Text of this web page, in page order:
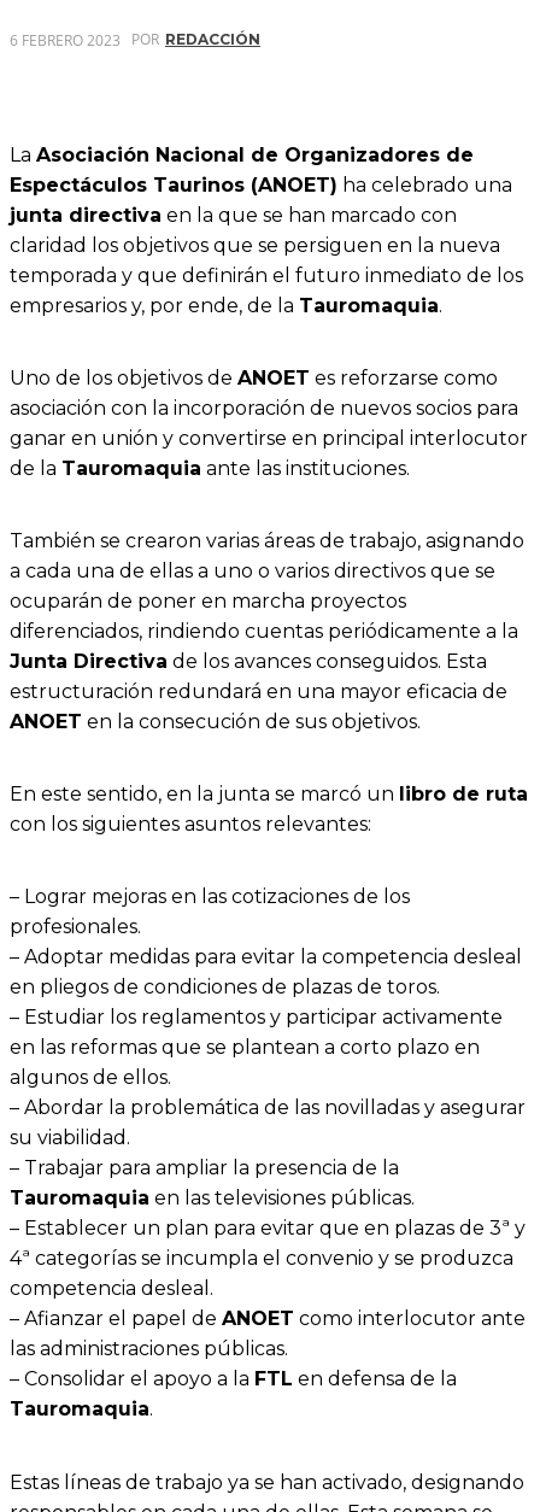
6 FEBRERO 2023 POR REDACCIÓN
La Asociación Nacional de Organizadores de
Espectáculos Taurinos (ANOET) ha celebrado una
junta directiva en la que se han marcado con
claridad los objetivos que se persiguen en la nueva
temporada y que definirán el futuro inmediato de los
empresarios y, por ende, de la Tauromaquia.
Uno de los objetivos de ANOET es reforzarse como
asociación con la incorporación de nuevos socios para
ganar en unión y convertirse en principal interlocutor
de la Tauromaquia ante las instituciones.
También se crearon varias áreas de trabajo, asignando
a cada una de ellas a uno o varios directivos que se
ocuparán de poner en marcha proyectos
diferenciados, rindiendo cuentas periódicamente a la
Junta Directiva de los avances conseguidos. Esta
estructuración redundará en una mayor eficacia de
ANOET en la consecución de sus objetivos.
En este sentido, en la junta se marcó un libro de ruta
con los siguientes asuntos relevantes:
– Lograr mejoras en las cotizaciones de los
profesionales.
– Adoptar medidas para evitar la competencia desleal
en pliegos de condiciones de plazas de toros.
– Estudiar los reglamentos y participar activamente
en las reformas que se plantean a corto plazo en
algunos de ellos.
– Abordar la problemática de las novilladas y asegurar
su viabilidad.
– Trabajar para ampliar la presencia de la
Tauromaquia en las televisiones públicas.
– Establecer un plan para evitar que en plazas de 3ª y
4ª categorías se incumpla el convenio y se produzca
competencia desleal.
– Afianzar el papel de ANOET como interlocutor ante
las administraciones públicas.
– Consolidar el apoyo a la FTL en defensa de la
Tauromaquia.
Estas líneas de trabajo ya se han activado, designando